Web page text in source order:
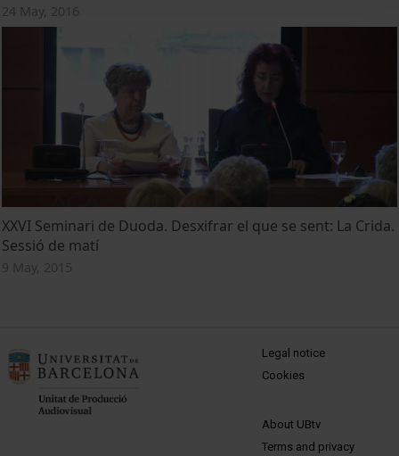
24 May, 2016
XXVI Seminari de Duoda. Desxifrar el que se sent: La Crida.
Sessió de matí
9 May, 2015
MENÚ PEU 1
Legal notice
Cookies
PEU 2
About UBtv
Terms and privacy